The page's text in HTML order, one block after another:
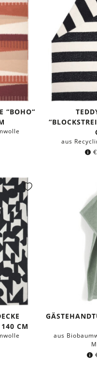
“BOHO“
aus
€
CM
aus